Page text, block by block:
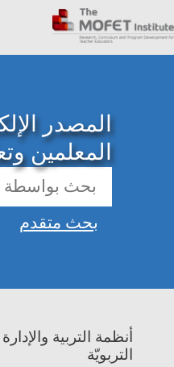
المصدر
المعلمين
بحث متقدم
أنظمة التربية والإدارة
التربويّة